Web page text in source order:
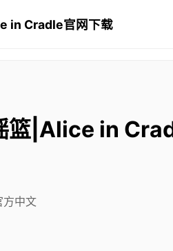
in Cradle官网下载
篮|Alice in
方中文